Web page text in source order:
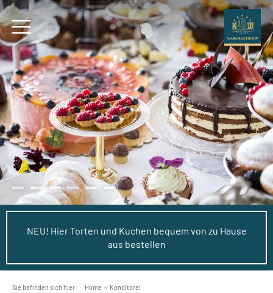
NEU! Hier Torten und Kuchen bequem von zu Hause
aus bestellen
Sie befinden sich hier: Home > Konditorei